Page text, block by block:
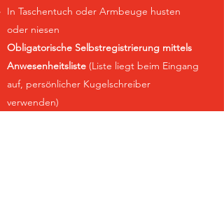
In Taschentuch oder Armbeuge husten
oder niesen
Obligatorische Selbstregistrierung mittels
Anwesenheitsliste (Liste liegt beim Eingang
auf, persönlicher Kugelschreiber
verwenden)